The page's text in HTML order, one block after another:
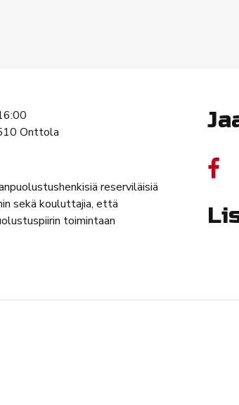
Onttola
reserviläisiä
sekä kouluttajia, että
toimintaan